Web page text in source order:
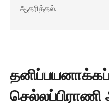
ஆதரித்தல்.